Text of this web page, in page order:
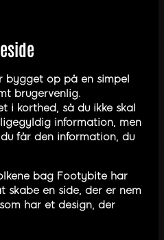
bygget op på en simpel
brugervenlig.
i korthed, så du ikke skal
information, men
får den information, du
bag Footybite har
en side, der er nem
har et design, der